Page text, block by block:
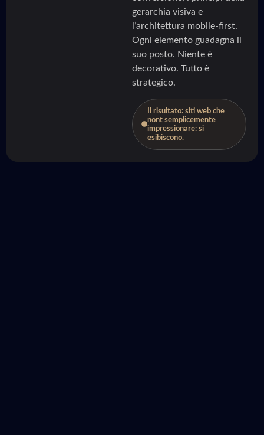
gerarchia visiva e
l’architettura mobile-first.
Ogni elemento guadagna il
suo posto. Niente è
decorativo. Tutto è
strategico.
Il risultato: siti web che
nont semplicemente
impressionare: si
esibiscono.